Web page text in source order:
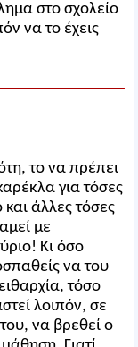
στο σχολείο
να το έχεις
το να πρέπει
για τόσες
άλλες τόσες
με
Κι όσο
να του
τόσο
λοιπόν, σε
να βρεθεί ο